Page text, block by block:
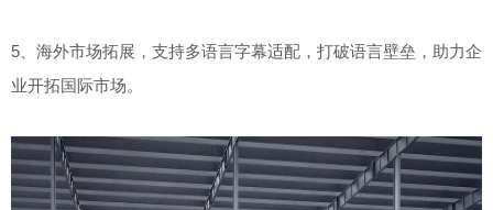
5、海外市场拓展，支持多语言字幕适配，打破语言壁垒，助力企
业开拓国际市场。